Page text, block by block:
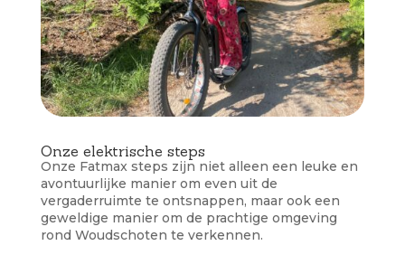
Onze elektrische steps
Onze Fatmax steps zijn niet alleen een leuke en
avontuurlijke manier om even uit de
vergaderruimte te ontsnappen, maar ook een
geweldige manier om de prachtige omgeving
rond Woudschoten te verkennen.